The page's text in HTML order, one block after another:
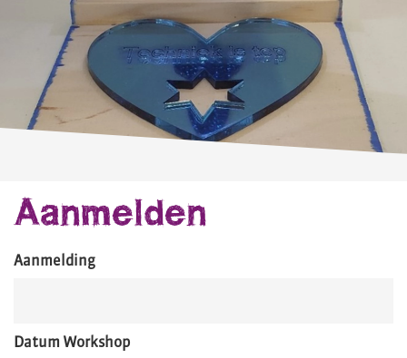
Aanmelden
Aanmelding
Datum Workshop